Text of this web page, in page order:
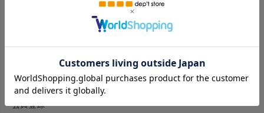
セール
my focus(よみもの)
会員登録/マイページ
会員登録